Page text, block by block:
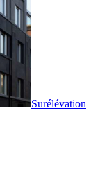
Surélévation